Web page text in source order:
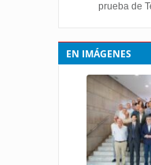
prueba de
EN IMÁGENES